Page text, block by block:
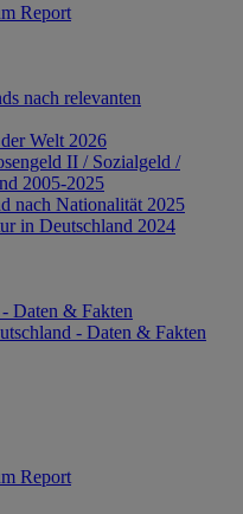
Report
nach relevanten
Welt 2026
II / Sozialgeld /
2005-2025
nach Nationalität 2025
in Deutschland 2024
Daten & Fakten
- Daten & Fakten
Report